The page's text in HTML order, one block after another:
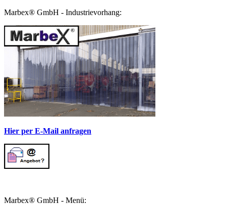
Marbex® GmbH - Industrievorhang:
Hier per E-Mail anfragen
Marbex® GmbH - Menü: